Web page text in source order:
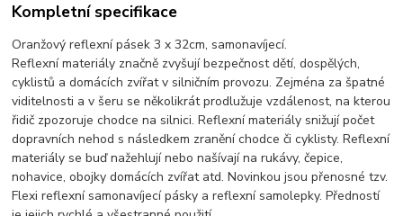
Kompletní specifikace
Oranžový reflexní pásek 3 x 32cm, samonavíjecí.
Reflexní materiály značně zvyšují bezpečnost dětí, dospělých,
cyklistů a domácích zvířat v silničním provozu. Zejména za špatné
viditelnosti a v šeru se několikrát prodlužuje vzdálenost, na kterou
řidič zpozoruje chodce na silnici. Reflexní materiály snižují počet
dopravních nehod s následkem zranění chodce či cyklisty. Reflexní
materiály se buď nažehlují nebo našívají na rukávy, čepice,
nohavice, obojky domácích zvířat atd. Novinkou jsou přenosné tzv.
Flexi reflexní samonavíjecí pásky a reflexní samolepky. Předností